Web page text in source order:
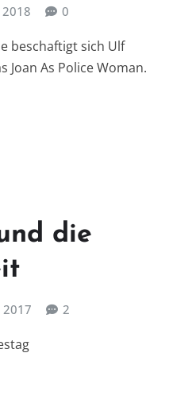
2018 0
beschaftigt sich Ulf
Joan As Police Woman.
die
2017 2